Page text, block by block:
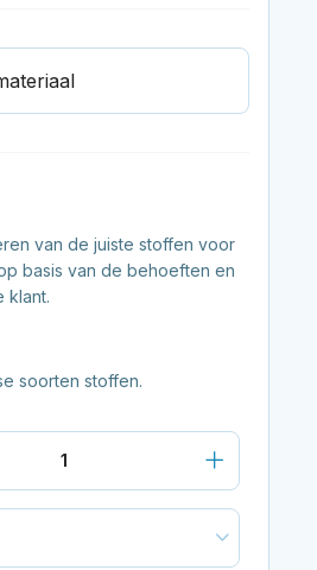
van de juiste stoffen voor
basis van de behoeften en
klant.
soorten stoffen.